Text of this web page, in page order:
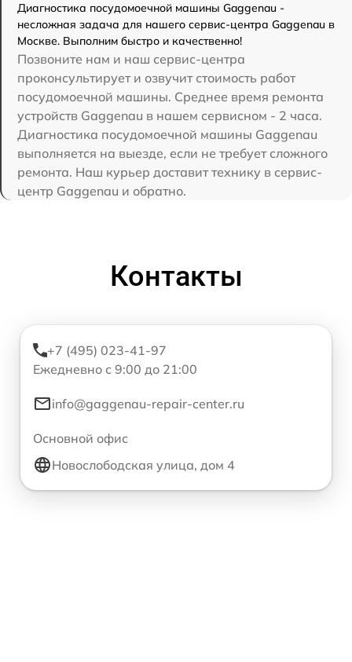
Диагностика посудомоечной машины Gaggenau -
несложная задача для нашего сервис-центра Gaggenau в
Москве. Выполним быстро и качественно!
Позвоните нам и наш сервис-центра
проконсультирует и озвучит стоимость работ
посудомоечной машины. Среднее время ремонта
устройств Gaggenau в нашем сервисном - 2 часа.
Диагностика посудомоечной машины Gaggenau
выполняется на выезде, если не требует сложного
ремонта. Наш курьер доставит технику в сервис-
центр Gaggenau и обратно.
Контакты
+7 (495) 023-41-97
Ежедневно с 9:00 до 21:00
info@gaggenau-repair-center.ru
Основной офис
Новослободская улица, дом 4